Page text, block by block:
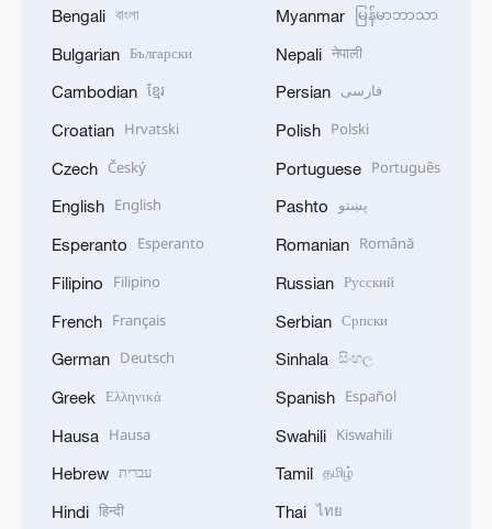
Bengali বাংলা
Bulgarian Български
Cambodian ខ្មែរ
Croatian Hrvatski
Czech Český
English English
Esperanto Esperanto
Filipino Filipino
French Français
German Deutsch
Greek Ελληνικά
Hausa Hausa
Hebrew עברית
Hindi हिन्दी
Myanmar မြန်မာဘာသာ
Nepali नेपाली
Persian فارسی
Polish Polski
Portuguese Português
Pashto پښتو
Romanian Română
Russian Русский
Serbian Српски
Sinhala සිංහල
Spanish Español
Swahili Kiswahili
Tamil தமிழ்
Thai ไทย